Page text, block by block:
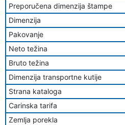
Preporučena dimenzija štampe
Dimenzija
Pakovanje
Neto težina
Bruto težina
Dimenzija transportne kutije
Strana kataloga
Carinska tarifa
Zemlja porekla